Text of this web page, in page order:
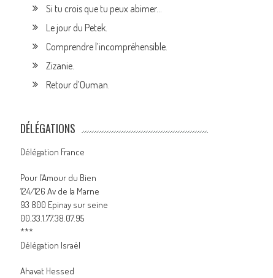
Si tu crois que tu peux abimer…
Le jour du Petek.
Comprendre l’incompréhensible.
Zizanie.
Retour d’Ouman.
DÉLÉGATIONS
Délégation France
Pour l’Amour du Bien
124/126 Av de la Marne
93 800 Epinay sur seine
00.33.1.77.38.07.95
***
Délégation Israël
Ahavat Hessed